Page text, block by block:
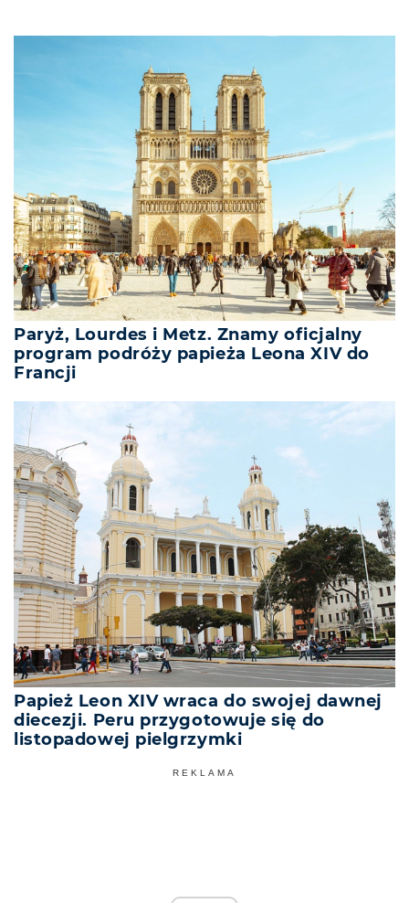
Paryż, Lourdes i Metz. Znamy oficjalny
program podróży papieża Leona XIV do
Francji
Papież Leon XIV wraca do swojej dawnej
diecezji. Peru przygotowuje się do
listopadowej pielgrzymki
REKLAMA